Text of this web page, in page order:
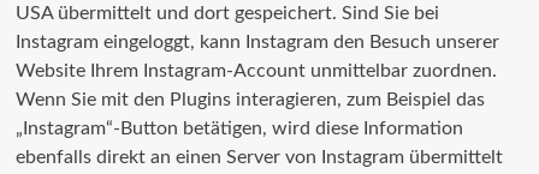
USA übermittelt und dort gespeichert. Sind Sie bei
Instagram eingeloggt, kann Instagram den Besuch unserer
Website Ihrem Instagram-Account unmittelbar zuordnen.
Wenn Sie mit den Plugins interagieren, zum Beispiel das
„Instagram“-Button betätigen, wird diese Information
ebenfalls direkt an einen Server von Instagram übermittelt